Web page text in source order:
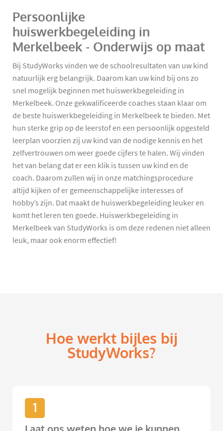
Persoonlijke
huiswerkbegeleiding in
Merkelbeek - Onderwijs op maat
Bij StudyWorks vinden we de schoolresultaten van uw kind
natuurlijk erg belangrijk. Daarom kan uw kind bij ons zo
snel mogelijk beginnen met huiswerkbegeleiding in
Merkelbeek. Onze gekwalificeerde coaches staan klaar om
de beste huiswerkbegeleiding in Merkelbeek te bieden. Met
hun sterke grip op de leerstof en een persoonlijk opgesteld
leerplan voorzien zij uw kind van de nodige kennis en het
zelfvertrouwen om weer goede cijfers te halen. Wij vinden
het van belang dat er een klik is tussen uw kind en de
coach. Daarom zullen wij in onze matchingsprocedure
altijd kijken of er gemeenschappelijke interesses of
hobby’s zijn. Dat maakt de huiswerkbegeleiding leuker en
komt het leren ten goede. Huiswerkbegeleiding in
Merkelbeek van StudyWorks is om deze redenen niet alleen
leuk, maar ook enorm effectief!
Hoe werkt bijles bij
StudyWorks?
1